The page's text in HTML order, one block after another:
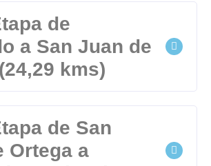
de
a San Juan de
kms)
de San
Ortega a